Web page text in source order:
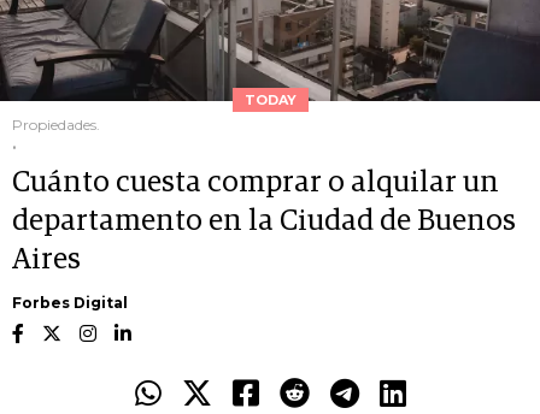
TODAY
Propiedades.
.
Cuánto cuesta comprar o alquilar un
departamento en la Ciudad de Buenos
Aires
Forbes Digital